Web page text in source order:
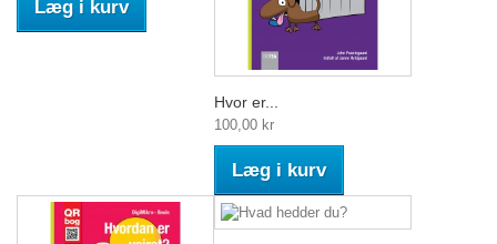
Læg i kurv
Hvor er...
100,00 kr
Læg i kurv